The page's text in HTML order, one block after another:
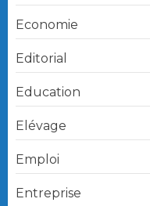
Economie
Editorial
Education
Elévage
Emploi
Entreprise